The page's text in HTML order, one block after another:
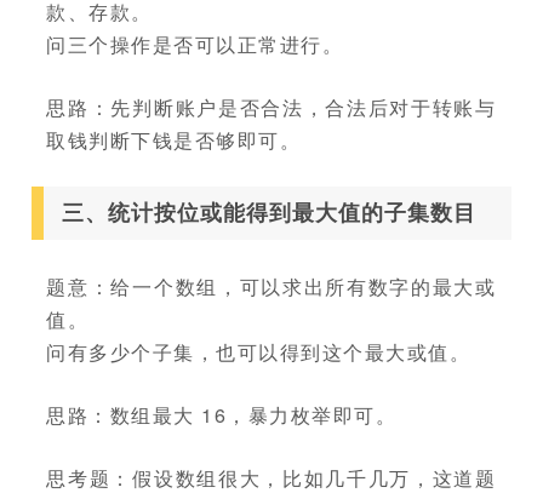
款、存款。
问三个操作是否可以正常进行。
思路：先判断账户是否合法，合法后对于转账与
取钱判断下钱是否够即可。
三、统计按位或能得到最大值的子集数目
题意：给一个数组，可以求出所有数字的最大或
值。
问有多少个子集，也可以得到这个最大或值。
思路：数组最大 16，暴力枚举即可。
思考题：假设数组很大，比如几千几万，这道题